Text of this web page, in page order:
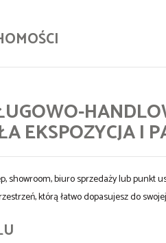
EKSPOZYCJA I
showroom, biuro sprzedaży lub punkt
którą łatwo dopasujesz do